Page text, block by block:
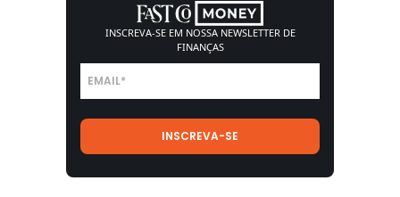
INSCREVA-SE EM NOSSA NEWSLETTER DE
FINANÇAS